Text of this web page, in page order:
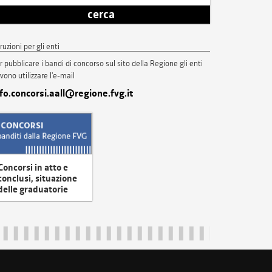
cerca
per gli enti
pubblicare i bandi di concorso sul sito della Regione gli enti
utilizzare l'e-mail
in atto e
situazione
graduatorie